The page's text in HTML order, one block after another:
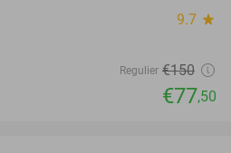
9.7 star
Regulier €150
€77,50